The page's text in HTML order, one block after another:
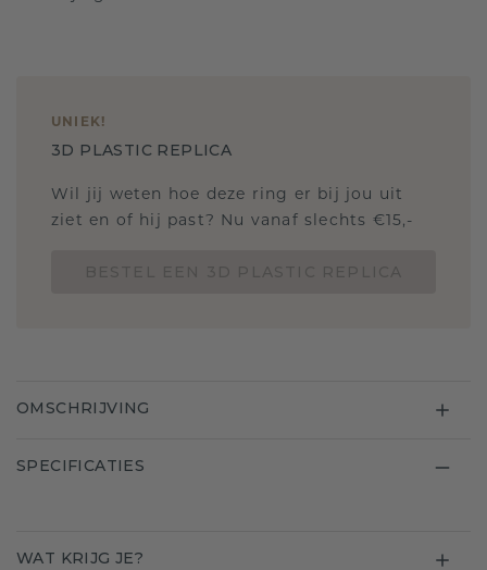
UNIEK!
3D PLASTIC REPLICA
Wil jij weten hoe deze ring er bij jou uit
ziet en of hij past? Nu vanaf slechts €15,-
OMSCHRIJVING
SPECIFICATIES
WAT KRIJG JE?